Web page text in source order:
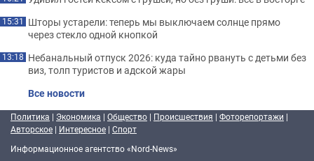
15:31 Шторы устарели: теперь мы выключаем солнце прямо
через стекло одной кнопкой
13:18 Небанальный отпуск 2026: куда тайно рвануть с детьми без
виз, толп туристов и адской жары
Все новости
Политика | Экономика | Общество | Происшествия | Фоторепортажи |
Авторское | Интересное | Спорт
Информационное агентство «Nord-News»